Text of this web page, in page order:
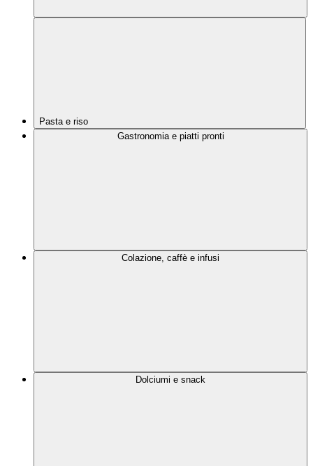
Pasta e riso
Gastronomia e piatti pronti
Colazione, caffè e infusi
Dolciumi e snack